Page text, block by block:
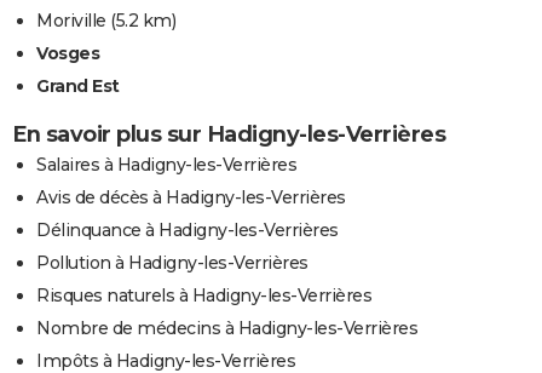
Moriville (5.2 km)
Vosges
Grand Est
En savoir plus sur Hadigny-les-Verrières
Salaires à Hadigny-les-Verrières
Avis de décès à Hadigny-les-Verrières
Délinquance à Hadigny-les-Verrières
Pollution à Hadigny-les-Verrières
Risques naturels à Hadigny-les-Verrières
Nombre de médecins à Hadigny-les-Verrières
Impôts à Hadigny-les-Verrières